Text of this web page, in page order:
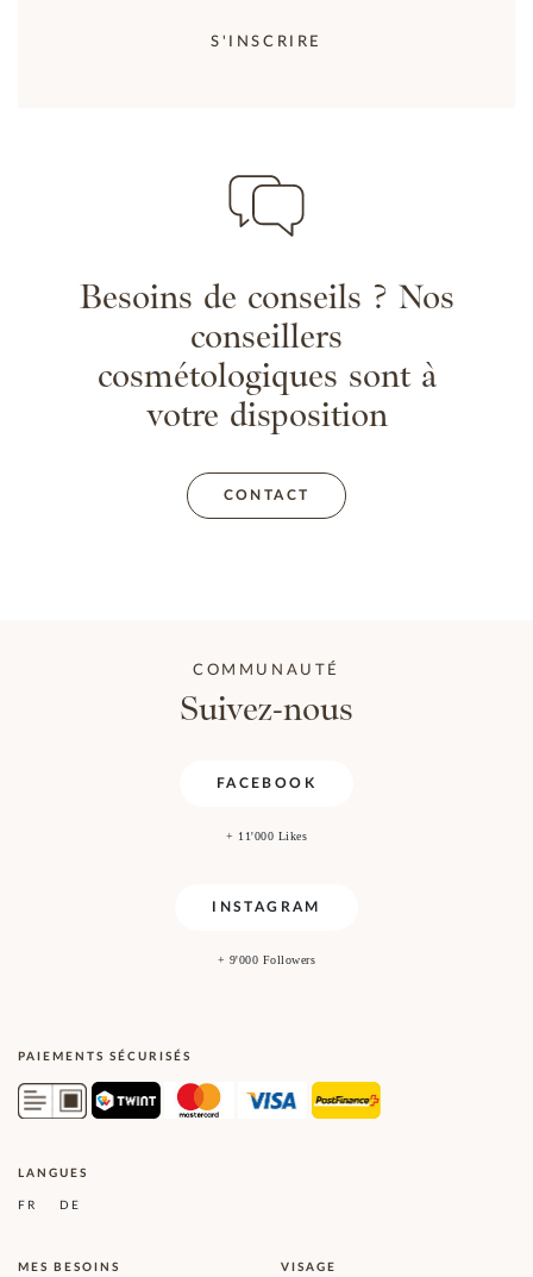
S'INSCRIRE
Besoins de conseils ? Nos
conseillers
cosmétologiques sont à
votre disposition
CONTACT
COMMUNAUTÉ
Suivez-nous
FACEBOOK
+ 11'000 Likes
INSTAGRAM
+ 9'000 Followers
PAIEMENTS SÉCURISÉS
LANGUES
FR DE
MES BESOINS VISAGE